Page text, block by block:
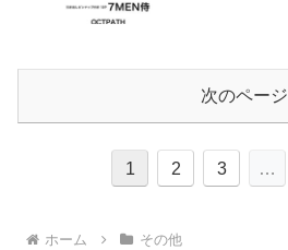
次のページ
1 2 3 …
ホーム その他